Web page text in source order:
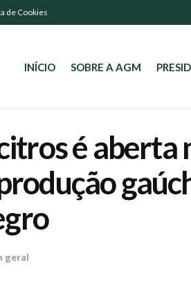
de Cookies
INÍCIO SOBRE A AGM
é aberta
geral